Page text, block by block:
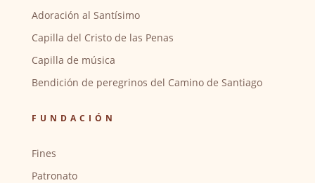
Adoración al Santísimo
Capilla del Cristo de las Penas
Capilla de música
Bendición de peregrinos del Camino de Santiago
FUNDACIÓN
Fines
Patronato